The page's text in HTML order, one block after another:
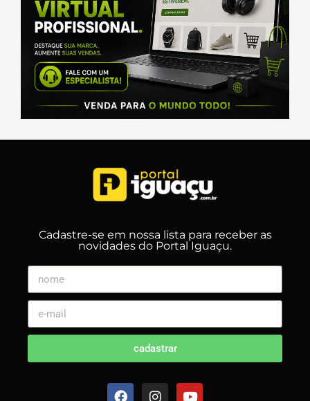
Cadastre-se em nossa lista para receber as
novidades do Portal Iguaçu.
cadastrar